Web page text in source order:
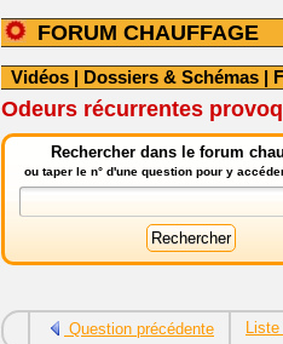
FORUM CHAUFFAGE
Vidéos | Dossiers & Schémas |
Odeurs récurrentes
Rechercher dans le forum
ou taper le n° d'une question pour y
Question précédente